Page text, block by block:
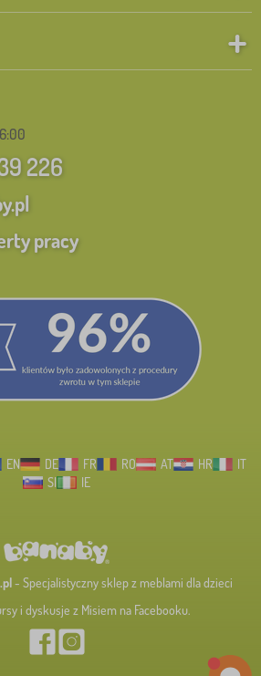
226
pracy
EN DE FR RO AT HR
IT
SI
IE
- Specjalistyczny sklep z meblami dla dzieci
i dyskusje z Misiem na Facebooku.